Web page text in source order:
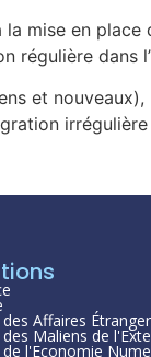
la mise en
régulière dans
et
Affaires
Maliens de
l'Economie